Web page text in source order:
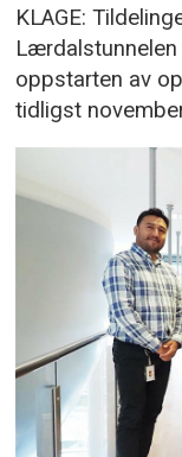
KLAGE:
oppstarten av
tidligst